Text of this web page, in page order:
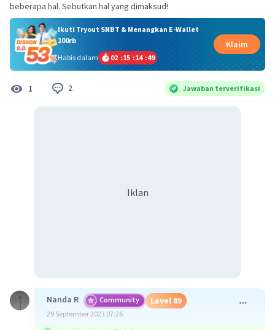
beberapa hal. Sebutkan hal yang dimaksud!
Ikuti Tryout SNBT & Menangkan E-Wallet
100rb
Habis dalam
02 :15 :14 :48
Klaim
1 2 Jawaban terverifikasi
Iklan
Nanda R Community Level 89
29 September 2023 07:26